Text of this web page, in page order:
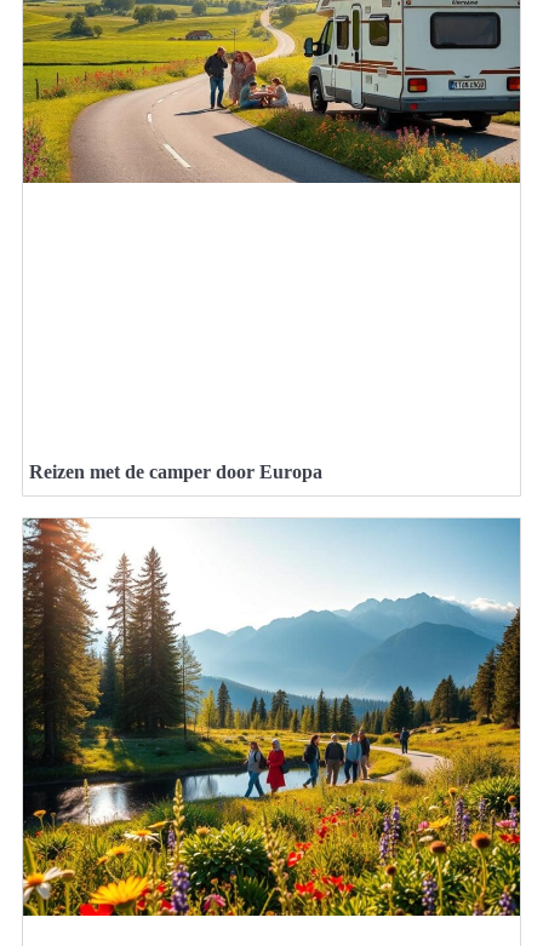
Reizen met de camper door Europa